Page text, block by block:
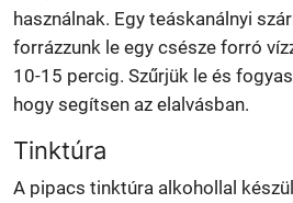
használnak. Egy teáskanálnyi
forrázzunk le egy csésze forró
10-15 percig. Szűrjük le és
hogy segítsen az elalvásban.
Tinktúra
A pipacs tinktúra alkohollal